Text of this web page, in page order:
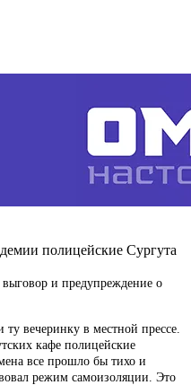
полицейские Сургута
и предупреждение о
вечеринку в местной прессе.
кафе полицейские
все прошло бы тихо и
режим самоизоляции. Это